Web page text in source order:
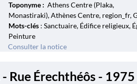
Toponyme : Athens Centre (Plaka,
Monastiraki), Athènes Centre, region_fr,
Mots-clés: Sanctuaire, Édifice religieux,
Peinture
Consulter la notice
Rue Érechthéôs - 1975